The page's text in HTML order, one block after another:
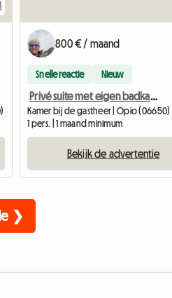
800 € / maand
Snelle reactie Nieuw
Privé suite met eigen badkamer. Zwembad tennis
Kamer bij de gastheer | Opio (06650)
1 pers. | 1 maand minimum
Bekijk de advertentie
❯